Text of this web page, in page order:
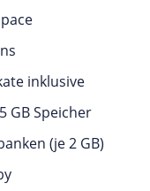
inklusive
GB Speicher
(je 2 GB)